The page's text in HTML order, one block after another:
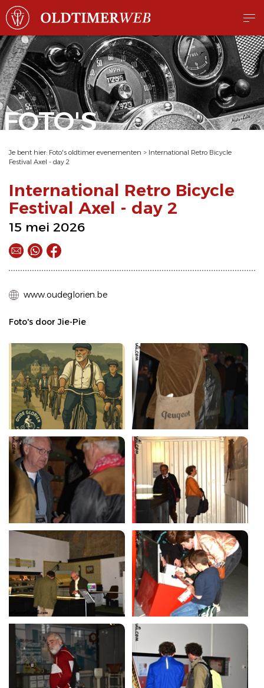
FOTO'S
Je bent hier: Foto's oldtimer evenementen > International Retro Bicycle
Festival Axel - day 2
International Retro Bicycle
Festival Axel - day 2
15 mei 2026
www.oudeglorien.be
Foto's door Jie-Pie